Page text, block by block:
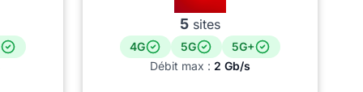
5 sites
4G 5G
5G+
Débit max : 2 Gb/s